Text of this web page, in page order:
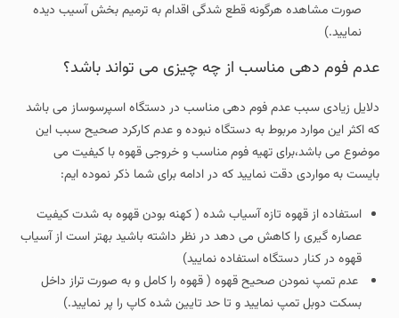
صورت مشاهده هرگونه قطع شدگی اقدام به ترمیم بخش آسیب دیده
نمایید.)
عدم فوم دهی مناسب از چه چیزی می تواند باشد؟
دلایل زیادی سبب عدم فوم دهی مناسب در دستگاه اسپرسوساز می باشد
که اکثر این موارد مربوط به دستگاه نبوده و عدم کارکرد صحیح سبب این
موضوع می باشد،برای تهیه فوم مناسب و خروجی قهوه با کیفیت می
بایست به مواردی دقت نمایید که در ادامه برای شما ذکر نموده ایم:
استفاده از قهوه تازه آسیاب شده ( کهنه بودن قهوه به شدت کیفیت
عصاره گیری را کاهش می دهد در نظر داشته باشید بهتر است از آسیاب
قهوه در کنار دستگاه استفاده نمایید)
عدم تمپ نمودن صحیح قهوه ( قهوه را کامل و به صورت تراز داخل
بسکت دوبل تمپ نمایید و تا حد تایین شده کاپ را پر نمایید.)